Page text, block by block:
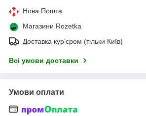
Нова Пошта
Магазини Rozetka
Доставка кур'єром (тільки Київ)
Всі умови доставки
Умови оплати